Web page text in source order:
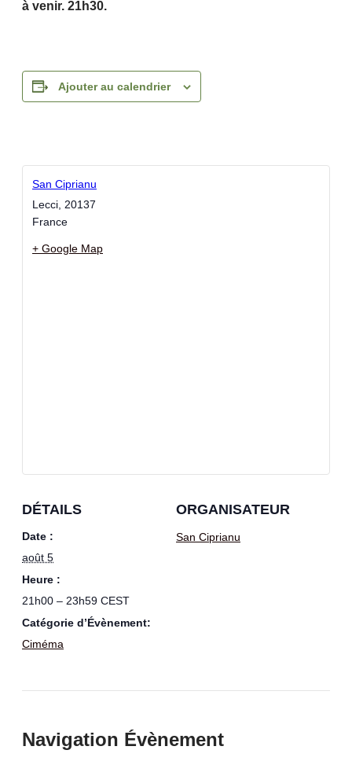
à venir. 21h30.
Ajouter au calendrier
DÉTAILS
Date :
août 5
Heure :
21h00 – 23h59 CEST
Catégorie d’Évènement:
Ciméma
ORGANISATEUR
San Ciprianu
San Ciprianu
Lecci 20137
France
+ Google Map
Navigation Évènement